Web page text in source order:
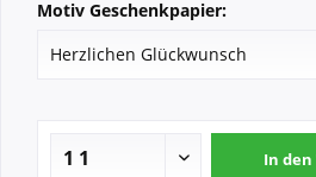
Motiv Geschenkpapier:
In den